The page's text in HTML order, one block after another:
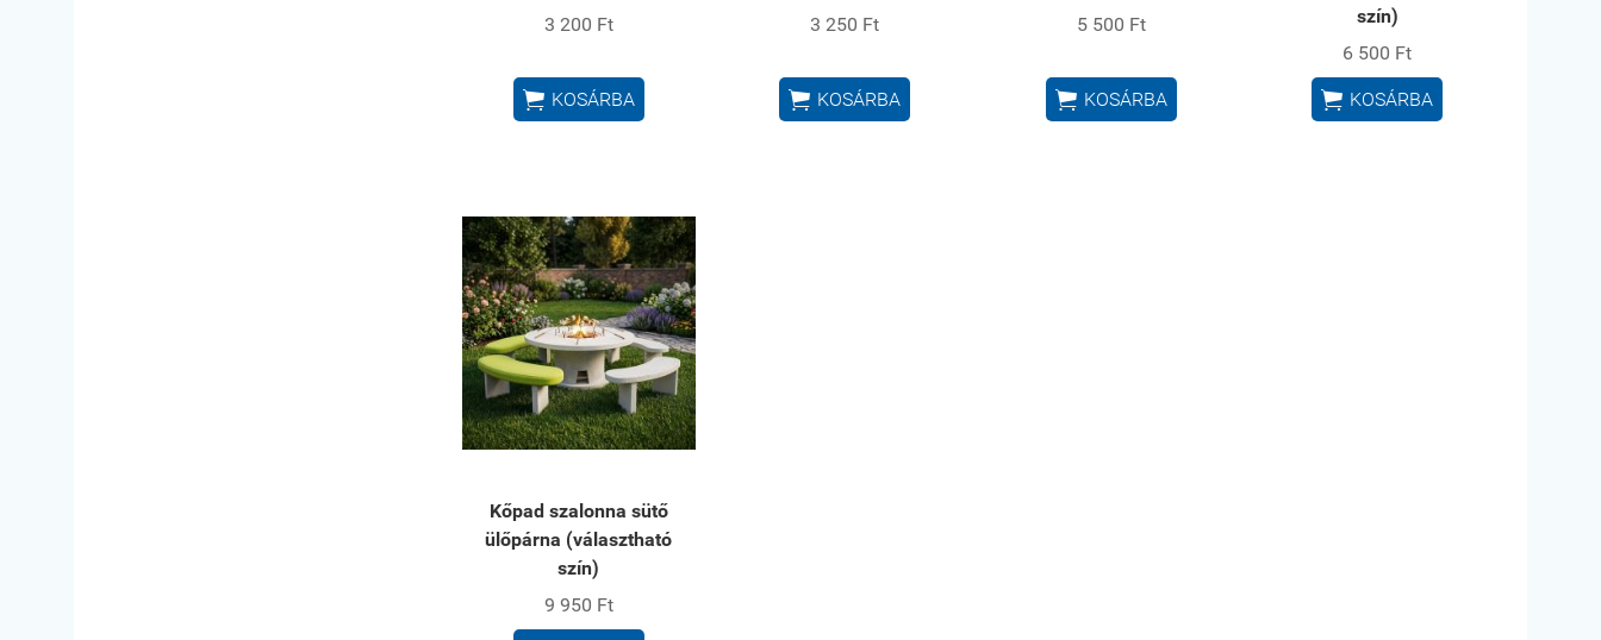
3 200 Ft
 KOSÁRBA
3 250 Ft
 KOSÁRBA
5 500 Ft
 KOSÁRBA
szín)
6 500 Ft
 KOSÁRBA
Kőpad szalonna sütő
ülőpárna (választható
szín)
9 950 Ft